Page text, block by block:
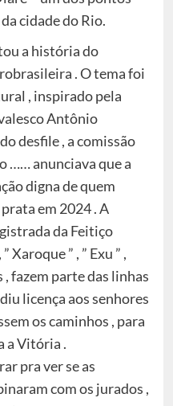
cidade do Rio.
a história do
. O tema foi
, inspirado pela
Antônio
desfile , a comissão
…… anunciava que a
digna de quem
em 2024 . A
da Feitiço
Xaroque ” , ” Exu ” ,
fazem parte das linhas
licença aos senhores
os caminhos , para
a Vitória .
pra ver se as
com os jurados ,